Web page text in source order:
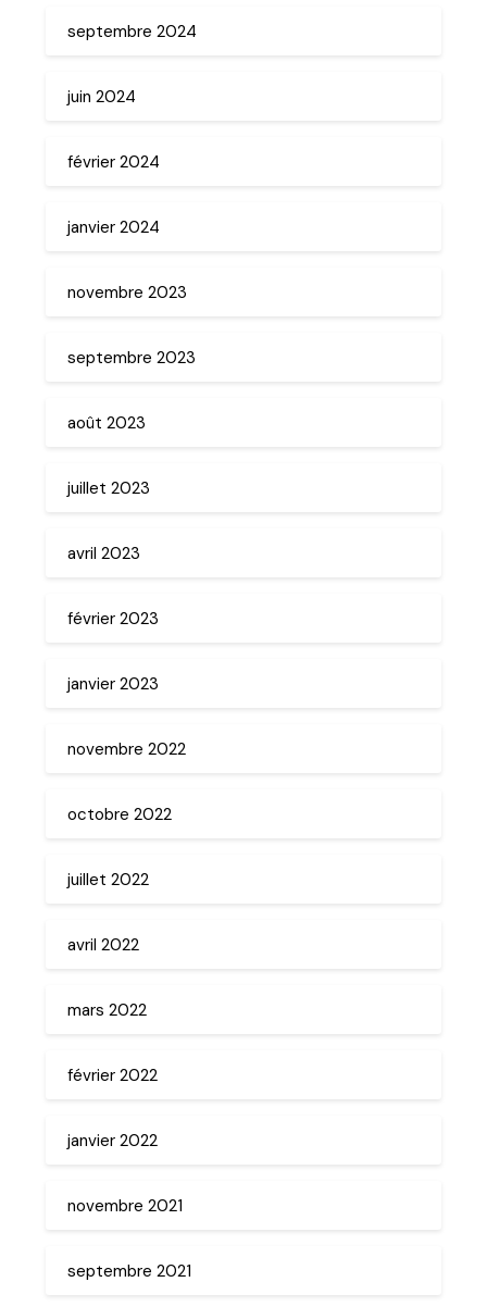
septembre 2024
juin 2024
février 2024
janvier 2024
novembre 2023
septembre 2023
août 2023
juillet 2023
avril 2023
février 2023
janvier 2023
novembre 2022
octobre 2022
juillet 2022
avril 2022
mars 2022
février 2022
janvier 2022
novembre 2021
septembre 2021